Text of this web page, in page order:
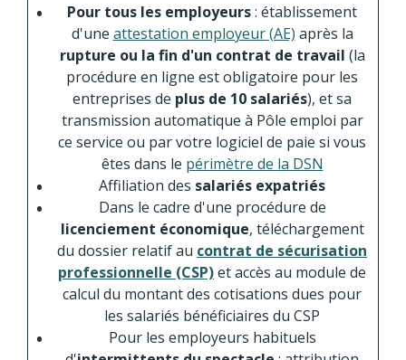
Pour tous les employeurs: établissement
d'une attestation employeur (AE) après la
rupture ou la fin d'un contrat de travail (la
procédure en ligne est obligatoire pour les
entreprises de plus de 10 salariés), et sa
transmission automatique à Pôle emploi par
ce service ou par votre logiciel de paie si vous
êtes dans le périmètre de la DSN
Affiliation des salariés expatriés
Dans le cadre d'une procédure de
licenciement économique, téléchargement
du dossier relatif au contrat de sécurisation
professionnelle (CSP)et accès au module de
calcul du montant des cotisations dues pour
les salariés bénéficiaires du CSP
Pour les employeurs habituels